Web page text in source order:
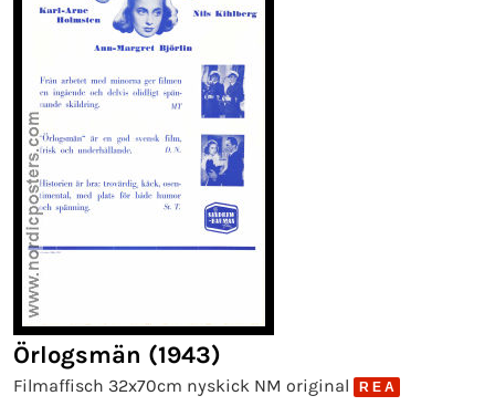
Örlogsmän (1943)
Filmaffisch 32x70cm nyskick NM original R E A